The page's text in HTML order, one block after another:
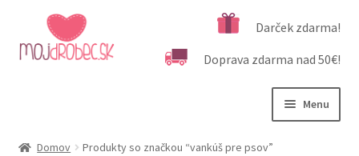
Preskočiť
na
navigáciu
Preskočiť
na
obsah
Darček zdarma!
Doprava zdarma nad 50€!
Menu
Podľa veku
Domov Produkty so značkou “vankúš pre psov”